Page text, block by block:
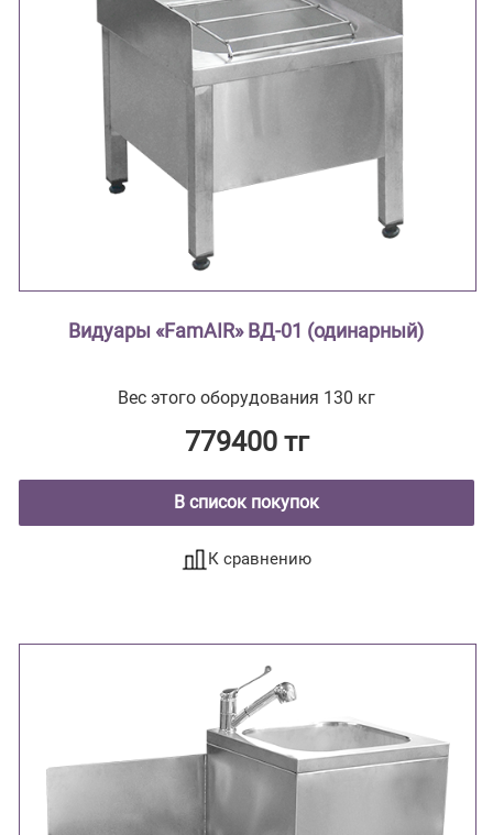
Видуары «FamAIR» ВД-01 (одинарный)
Вес этого оборудования 130 кг
779400 тг
В список покупок
К сравнению